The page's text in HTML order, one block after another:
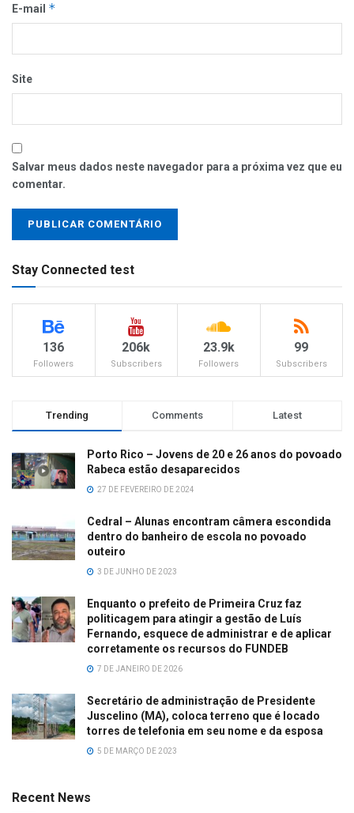
E-mail *
Site
Salvar meus dados neste navegador para a próxima vez que eu
comentar.
Stay Connected test
136
Followers
206k
Subscribers
23.9k
Followers
99
Subscribers
Trending Comments Latest
Porto Rico – Jovens de 20 e 26 anos do povoado
Rabeca estão desaparecidos
27 DE FEVEREIRO DE 2024
Cedral – Alunas encontram câmera escondida
dentro do banheiro de escola no povoado
outeiro
3 DE JUNHO DE 2023
Enquanto o prefeito de Primeira Cruz faz
politicagem para atingir a gestão de Luís
Fernando, esquece de administrar e de aplicar
corretamente os recursos do FUNDEB
7 DE JANEIRO DE 2026
Secretário de administração de Presidente
Juscelino (MA), coloca terreno que é locado
torres de telefonia em seu nome e da esposa
5 DE MARÇO DE 2023
Recent News